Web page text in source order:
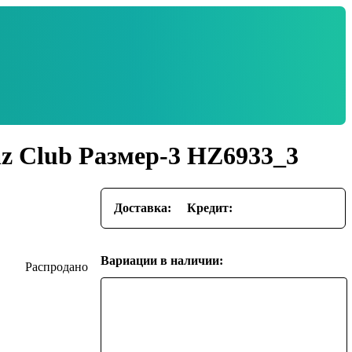
Club Размер-3 HZ6933_3
Доставка: Кредит:
Вариации в наличии: